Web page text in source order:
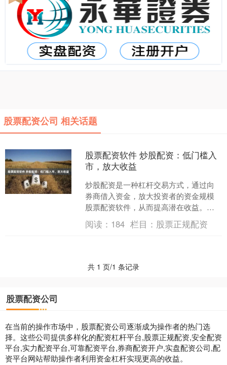
股票配资公司 相关话题
股票配资软件 炒股配资：低门槛入
市，放大收益
炒股配资是一种杠杆交易方式，通过向
券商借入资金，放大投资者的资金规模
股票配资软件，从而提高潜在收益。相
较于传统股票交易，炒股配资具有以下
优势： * **某某配资....
阅读： 184 栏目： 股票正规配资
共 1 页/1 条记录
股票配资公司
在当前的操作市场中，股票配资公司逐渐成为操作者的热门选
择。这些公司提供多样化的配资杠杆平台,股票正规配资,安全配资
平台,实力配资平台,可靠配资平台,券商配资开户,实盘配资公司,配
资平台网站帮助操作者利用资金杠杆实现更高的收益。